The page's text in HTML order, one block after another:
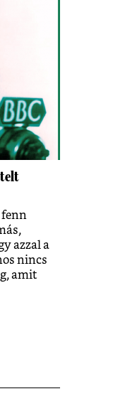
azzal a
nincs
amit